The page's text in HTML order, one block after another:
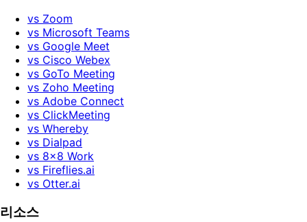
vs Zoom
vs Microsoft Teams
vs Google Meet
vs Cisco Webex
vs GoTo Meeting
vs Zoho Meeting
vs Adobe Connect
vs ClickMeeting
vs Whereby
vs Dialpad
vs 8x8 Work
vs Fireflies.ai
vs Otter.ai
리소스